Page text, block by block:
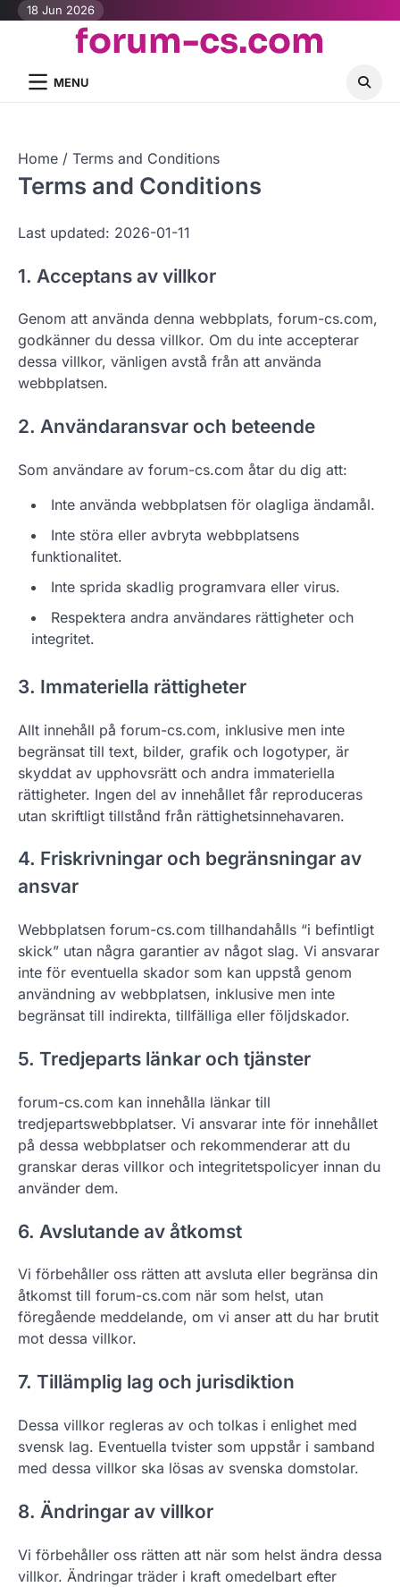
Skip18 Jun 2026
forum-cs.com
MENU
Home Terms and Conditions
Terms and Conditions
Last updated: 2026-01-11
1. Acceptans av villkor
Genom att använda denna webbplats, forum-cs.com,
godkänner du dessa villkor. Om du inte accepterar
dessa villkor, vänligen avstå från att använda
webbplatsen.
2. Användaransvar och beteende
Som användare av forum-cs.com åtar du dig att:
Inte använda webbplatsen för olagliga ändamål.
Inte störa eller avbryta webbplatsens
funktionalitet.
Inte sprida skadlig programvara eller virus.
Respektera andra användares rättigheter och
integritet.
3. Immateriella rättigheter
Allt innehåll på forum-cs.com, inklusive men inte
begränsat till text, bilder, grafik och logotyper, är
skyddat av upphovsrätt och andra immateriella
rättigheter. Ingen del av innehållet får reproduceras
utan skriftligt tillstånd från rättighetsinnehavaren.
4. Friskrivningar och begränsningar av
ansvar
Webbplatsen forum-cs.com tillhandahålls “i befintligt
skick” utan några garantier av något slag. Vi ansvarar
inte för eventuella skador som kan uppstå genom
användning av webbplatsen, inklusive men inte
begränsat till indirekta, tillfälliga eller följdskador.
5. Tredjeparts länkar och tjänster
forum-cs.com kan innehålla länkar till
tredjepartswebbplatser. Vi ansvarar inte för innehållet
på dessa webbplatser och rekommenderar att du
granskar deras villkor och integritetspolicyer innan du
använder dem.
6. Avslutande av åtkomst
Vi förbehåller oss rätten att avsluta eller begränsa din
åtkomst till forum-cs.com när som helst, utan
föregående meddelande, om vi anser att du har brutit
mot dessa villkor.
7. Tillämplig lag och jurisdiktion
Dessa villkor regleras av och tolkas i enlighet med
svensk lag. Eventuella tvister som uppstår i samband
med dessa villkor ska lösas av svenska domstolar.
8. Ändringar av villkor
Vi förbehåller oss rätten att när som helst ändra dessa
villkor. Ändringar träder i kraft omedelbart efter